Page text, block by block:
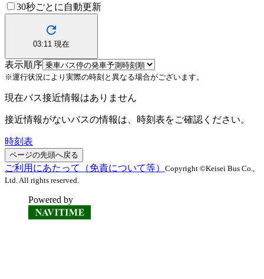
30秒ごとに自動更新
03:11 現在
表示順序
※運行状況により実際の時刻と異なる場合がございます。
現在バス接近情報はありません
接近情報がないバスの情報は、時刻表をご確認ください。
時刻表
ページの先頭へ戻る
ご利用にあたって（免責について等） Copyright ©Keisei Bus Co.,
Ltd. All rights reserved.
Powered by